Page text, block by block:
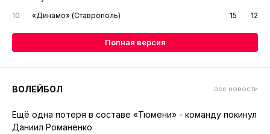
10
«Динамо» (Ставрополь) 15 12
Полная версия
ВОЛЕЙБОЛ все новости
Ещё одна потеря в составе «Тюмени» - команду покинул
Даниил Романенко